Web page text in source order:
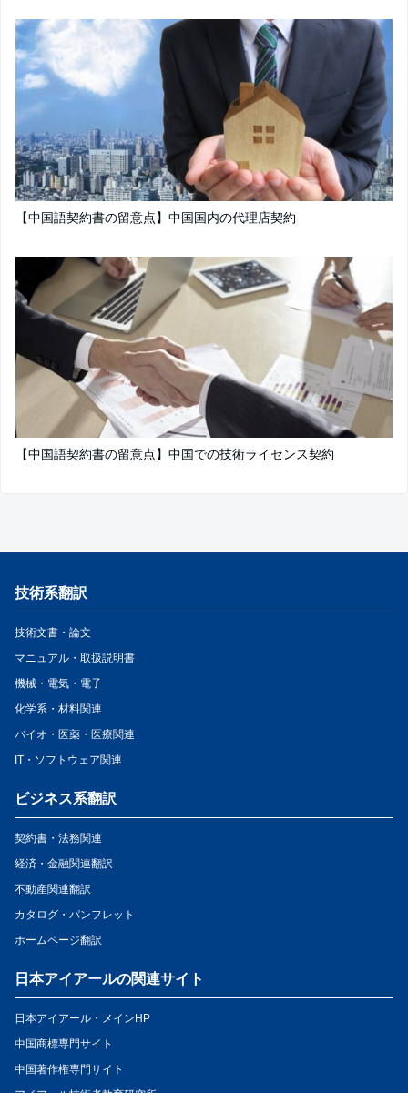
【中国語契約書の留意点】中国国内の代理店契約
【中国語契約書の留意点】中国での技術ライセンス契約
技術系翻訳
技術文書・論文
マニュアル・取扱説明書
機械・電気・電子
化学系・材料関連
バイオ・医薬・医療関連
IT・ソフトウェア関連
ビジネス系翻訳
契約書・法務関連
経済・金融関連翻訳
不動産関連翻訳
カタログ・パンフレット
ホームページ翻訳
日本アイアールの関連サイト
日本アイアール・メインHP
中国商標専門サイト
中国著作権専門サイト